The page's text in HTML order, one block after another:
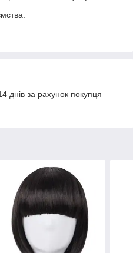
днів за рахунок покупця